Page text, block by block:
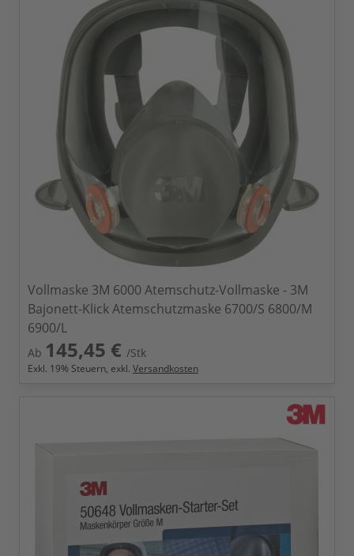
Vollmaske 3M 6000 Atemschutz-Vollmaske - 3M
Bajonett-Klick Atemschutzmaske 6700/S 6800/M
6900/L
Ab 145,45 € /Stk
Exkl. 19% Steuern, exkl. Versandkosten